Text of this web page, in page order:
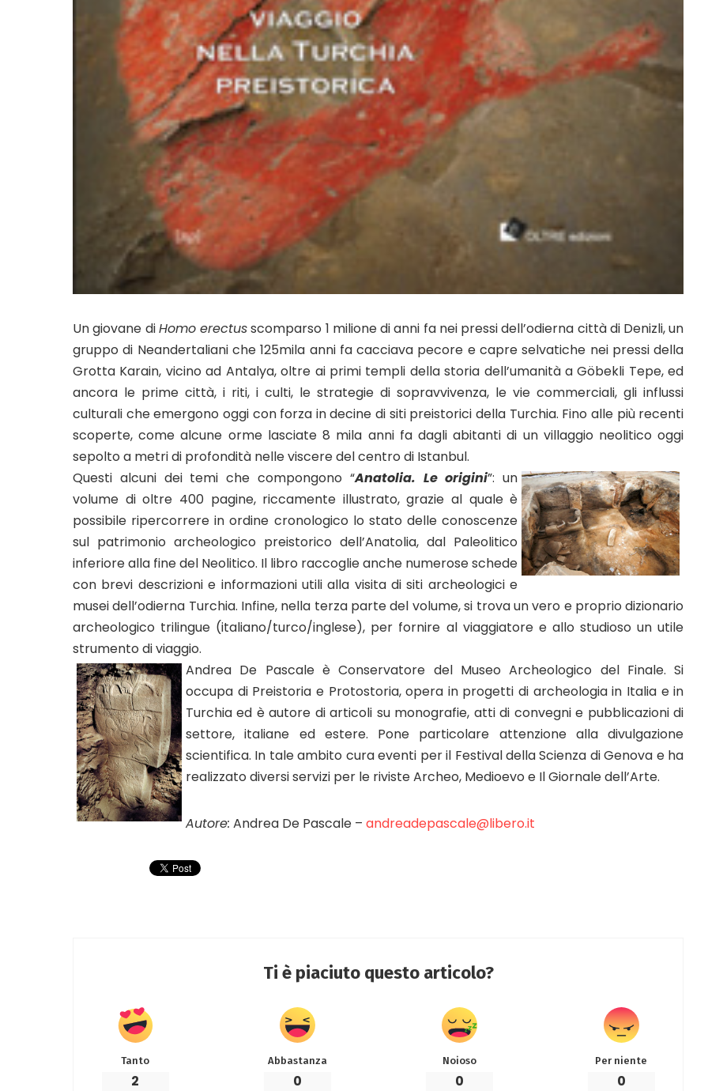
Un giovane diHomo erectusscomparso 1 milione di anni fa nei pressi dell’odierna città di Denizli, un
gruppo di Neandertaliani che 125mila anni fa cacciava pecore e capre selvatiche nei pressi della
Grotta Karain, vicino ad Antalya, oltre ai primi templi della storia dell’umanità a Göbekli Tepe, ed
ancora le prime città, i riti, i culti, le strategie di sopravvivenza, le vie commerciali, gli influssi
culturali che emergono oggi con forza in decine di siti preistorici della Turchia. Fino alle più recenti
scoperte, come alcune orme lasciate 8 mila anni fa dagli abitanti di un villaggio neolitico oggi
sepolto a metri di profondità nelle viscere del centro di Istanbul.
Questi alcuni dei temi che compongono “Anatolia. Le origini”: un
volume di oltre 400 pagine, riccamente illustrato, grazie al quale è
possibile ripercorrere in ordine cronologico lo stato delle conoscenze
sul patrimonio archeologico preistorico dell’Anatolia, dal Paleolitico
inferiore alla fine del Neolitico. Il libro raccoglie anche numerose schede
con brevi descrizioni e informazioni utili alla visita di siti archeologici e
musei dell’odierna Turchia. Infine, nella terza parte del volume, si trova un vero e proprio dizionario
archeologico trilingue (italiano/turco/inglese), per fornire al viaggiatore e allo studioso un utile
strumento di viaggio.
Andrea De Pascale è Conservatore del Museo Archeologico del Finale. Si
occupa di Preistoria e Protostoria, opera in progetti di archeologia in Italia e in
Turchia ed è autore di articoli su monografie, atti di convegni e pubblicazioni di
settore, italiane ed estere. Pone particolare attenzione alla divulgazione
scientifica. In tale ambito cura eventi per il Festival della Scienza di Genova e ha
realizzato diversi servizi per le riviste Archeo, Medioevo e Il Giornale dell’Arte.
Autore: Andrea De Pascale – andreadepascale@libero.it
Ti è piaciuto questo articolo?
Tanto
2
Abbastanza
0
Noioso
0
Per niente
0